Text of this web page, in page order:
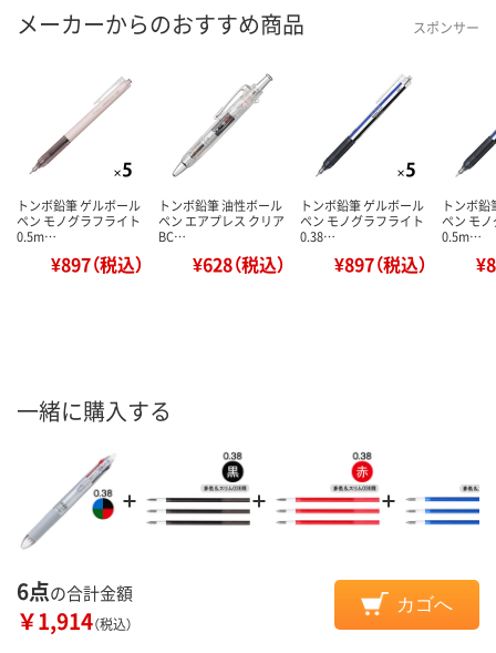
メーカーからのおすすめ商品 スポンサー
トンボ鉛筆 ゲルボール
ペン モノグラフライト
0.5m…
¥897（税込）
トンボ鉛筆 油性ボール
ペン エアプレス クリア
BC…
¥628（税込）
トンボ鉛筆 ゲルボール
ペン モノグラフライト
0.38…
¥897（税込）
トンボ鉛
ペン モ
0.5m…
一緒に購入する
6点の合計金額
￥1,914（税込）
カゴへ